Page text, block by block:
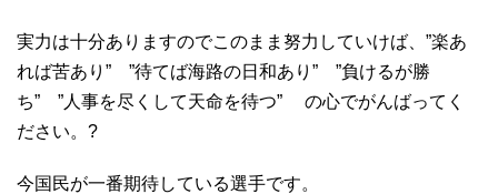
実力は十分ありますのでこのまま努力していけば、”楽あ
れば苦あり” ”待てば海路の日和あり” ”負けるが勝
ち” ”人事を尽くして天命を待つ” の心でがんばってく
ださい。?
今国民が一番期待している選手です。